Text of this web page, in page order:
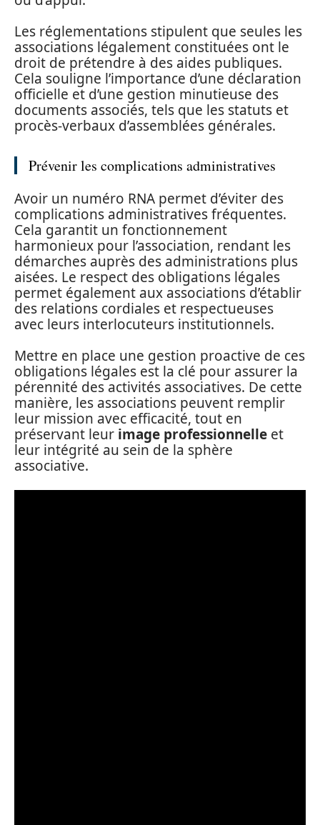
Les réglementations stipulent que seules les
associations légalement constituées ont le
droit de prétendre à des aides publiques.
Cela souligne l’importance d’une déclaration
officielle et d’une gestion minutieuse des
documents associés, tels que les statuts et
procès-verbaux d’assemblées générales.
Prévenir les complications administratives
Avoir un numéro RNA permet d’éviter des
complications administratives fréquentes.
Cela garantit un fonctionnement
harmonieux pour l’association, rendant les
démarches auprès des administrations plus
aisées. Le respect des obligations légales
permet également aux associations d’établir
des relations cordiales et respectueuses
avec leurs interlocuteurs institutionnels.
Mettre en place une gestion proactive de ces
obligations légales est la clé pour assurer la
pérennité des activités associatives. De cette
manière, les associations peuvent remplir
leur mission avec efficacité, tout en
préservant leur image professionnelle et
leur intégrité au sein de la sphère
associative.